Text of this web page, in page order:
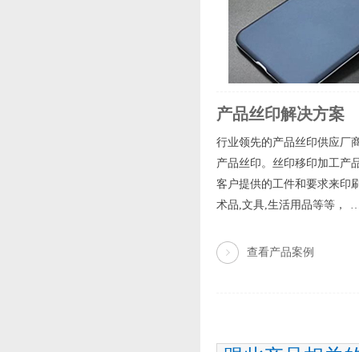
产品丝印解决方案
行业领先的产品丝印供应厂
产品丝印。丝印移印加工产
客户提供的工件和要求来印
术品,文具,生活用品等等，
查看产品案例